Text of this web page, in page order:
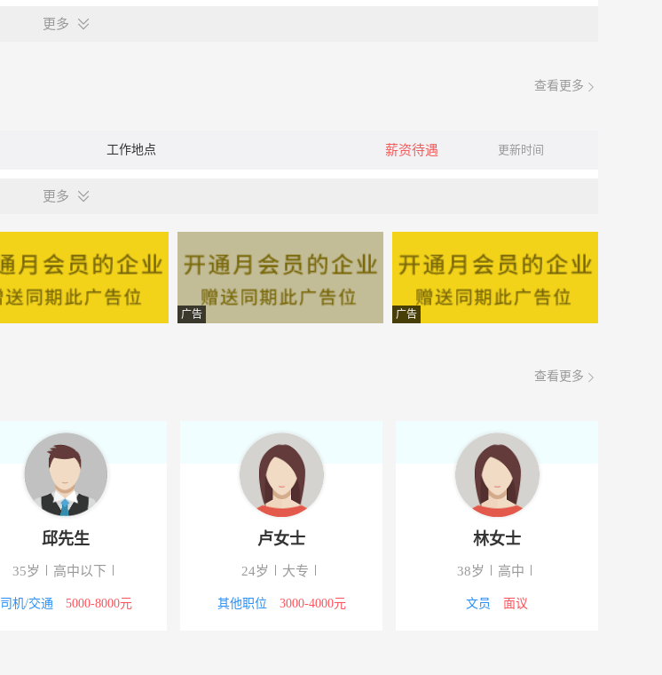
更多
查看更多
工作地点 薪资待遇 更新时间
更多
广告 广告
查看更多
邱先生
35岁 高中以下
司机/交通 5000-8000元
卢女士
24岁 大专
其他职位 3000-4000元
林女士
38岁 高中
文员 面议